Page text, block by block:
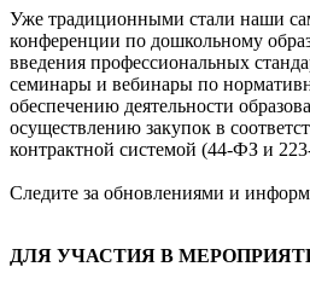
Уже традиционными стали наши
конференции по дошкольному
введения профессиональных
семинары и вебинары по
обеспечению деятельности
осуществлению закупок в
контрактной системой (44-ФЗ и
Следите за обновлениями и
ДЛЯ УЧАСТИЯ В